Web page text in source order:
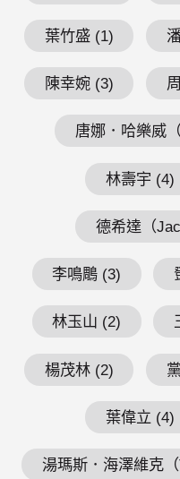
葉竹盛 (1)
陳幸婉 (3)
唐娜．哈樂威
林壽宇 (4)
德希達（
李鳴鵰 (3)
林玉山 (2)
楊茂林 (2)
葉偉立 (4)
湯瑪斯．海澤維克